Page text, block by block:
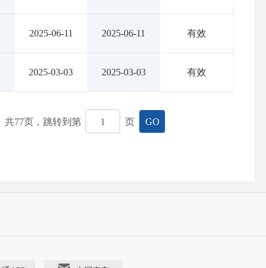
2025-06-11 2025-06-11 有效
2025-03-03 2025-03-03 有效
共77页，跳转到第 页 GO